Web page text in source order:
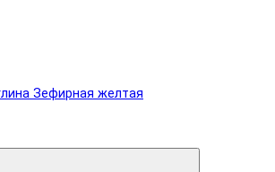
Зефирная желтая